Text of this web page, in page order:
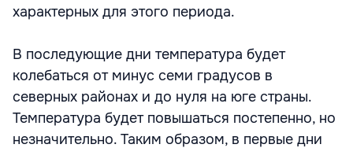
характерных для этого периода.
В последующие дни температура будет
колебаться от минус семи градусов в
северных районах и до нуля на юге страны.
Температура будет повышаться постепенно, но
незначительно. Таким образом, в первые дни